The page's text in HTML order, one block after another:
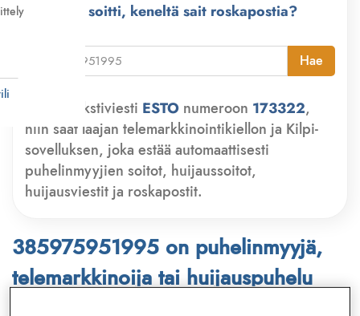
Kuka soitti, keneltä sait roskapostia?
Hae
Lähetä tekstiviesti ESTO numeroon 173322,
niin saat laajan telemarkkinointikiellon ja Kilpi-
sovelluksen, joka estää automaattisesti
puhelinmyyjien soitot, huijaussoitot,
huijausviestit ja roskapostit.
385975951995 on puhelinmyyjä,
telemarkkinoija tai huijauspuhelu